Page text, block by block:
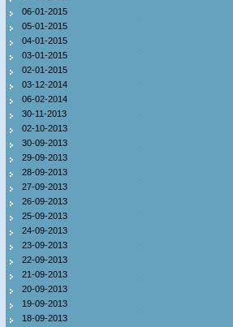
06-01-2015
05-01-2015
04-01-2015
03-01-2015
02-01-2015
03-12-2014
06-02-2014
30-11-2013
02-10-2013
30-09-2013
29-09-2013
28-09-2013
27-09-2013
26-09-2013
25-09-2013
24-09-2013
23-09-2013
22-09-2013
21-09-2013
20-09-2013
19-09-2013
18-09-2013